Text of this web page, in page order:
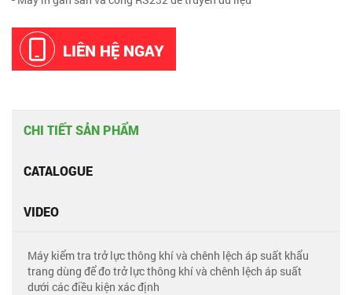
LIÊN HỆ NGAY
CHI TIẾT SẢN PHẨM
CATALOGUE
VIDEO
Máy kiểm tra trở lực thông khí và chênh lệch áp suất khẩu
trang dùng để đo trở lực thông khí và chênh lệch áp suất
dưới các điều kiện xác định